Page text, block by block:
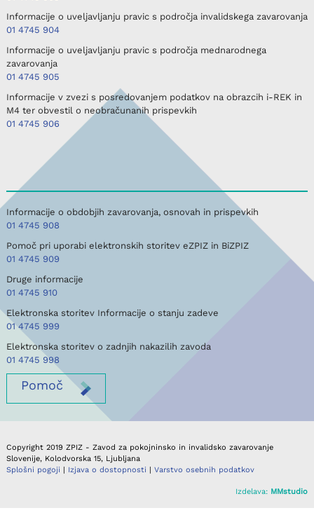
Informacije o uveljavljanju pravic s področja invalidskega zavarovanja
01 4745 904
Informacije o uveljavljanju pravic s področja mednarodnega
zavarovanja
01 4745 905
Informacije v zvezi s posredovanjem podatkov na obrazcih i-REK in
M4 ter obvestil o neobračunanih prispevkih
01 4745 906
Informacije o obdobjih zavarovanja, osnovah in prispevkih
01 4745 908
Pomoč pri uporabi elektronskih storitev eZPIZ in BiZPIZ
01 4745 909
Druge informacije
01 4745 910
Elektronska storitev Informacije o stanju zadeve
01 4745 999
Elektronska storitev o zadnjih nakazilih zavoda
01 4745 998
Pomoč
Copyright 2019 ZPIZ - Zavod za pokojninsko in invalidsko zavarovanje
Slovenije, Kolodvorska 15, Ljubljana
Splošni pogoji | Izjava o dostopnosti | Varstvo osebnih podatkov
Izdelava: MMstudio